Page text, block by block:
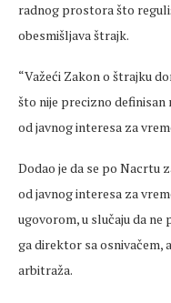
radnog prostora što
obesmišljava štrajk.
“Važeći Zakon o štrajku
što nije precizno
od javnog interesa za
Dodao je da se po Nacrtu
od javnog interesa za
ugovorom, u slučaju da
ga direktor sa osnivačem,
arbitraža.